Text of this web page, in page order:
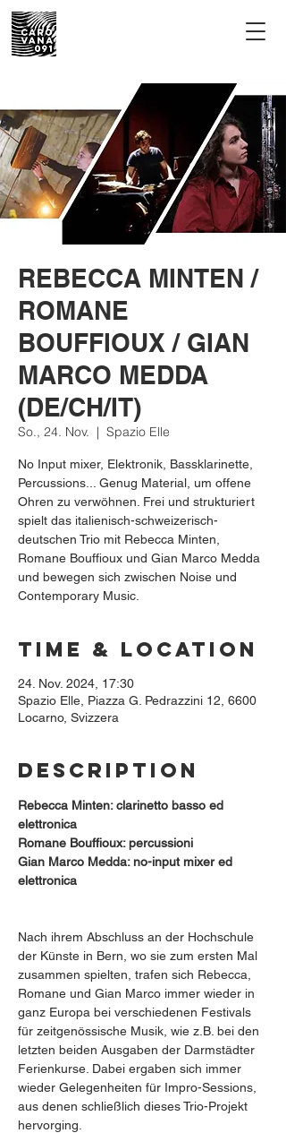
REBECCA MINTEN /
ROMANE
BOUFFIOUX / GIAN
MARCO MEDDA
(DE/CH/IT)
So., 24. Nov.
  |
Spazio Elle
No Input mixer, Elektronik, Bassklarinette,
Percussions... Genug Material, um offene
Ohren zu verwöhnen. Frei und strukturiert
spielt das italienisch-schweizerisch-
deutschen Trio mit Rebecca Minten,
Romane Bouffioux und Gian Marco Medda
und bewegen sich zwischen Noise und
Contemporary Music.
Time & Location
24. Nov. 2024, 17:30
Spazio Elle, Piazza G. Pedrazzini 12, 6600
Locarno, Svizzera
Description
Rebecca Minten: clarinetto basso ed
elettronica
Romane Bouffioux: percussioni
Gian Marco Medda: no-input mixer ed
elettronica
Nach ihrem Abschluss an der Hochschule
der Künste in Bern, wo sie zum ersten Mal
zusammen spielten, trafen sich Rebecca,
Romane und Gian Marco immer wieder in
ganz Europa bei verschiedenen Festivals
für zeitgenössische Musik, wie z.B. bei den
letzten beiden Ausgaben der Darmstädter
Ferienkurse. Dabei ergaben sich immer
wieder Gelegenheiten für Impro-Sessions,
aus denen schließlich dieses Trio-Projekt
hervorging.